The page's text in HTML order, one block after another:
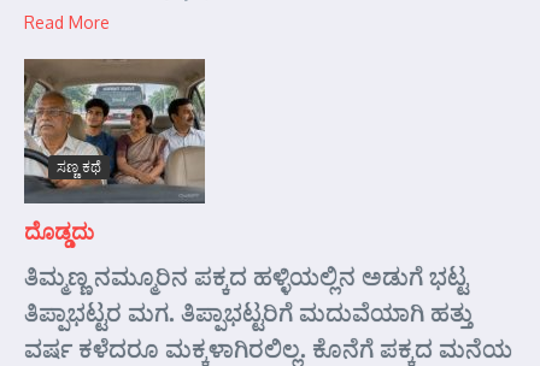
Read More
ಸಣ್ಣ ಕಥೆ
ದೊಡ್ಡದು
ತಿಮ್ಮಣ್ಣ ನಮ್ಮೂರಿನ ಪಕ್ಕದ ಹಳ್ಳಿಯಲ್ಲಿನ ಅಡುಗೆ ಭಟ್ಟ
ತಿಪ್ಪಾಭಟ್ಟರ ಮಗ. ತಿಪ್ಪಾಭಟ್ಟರಿಗೆ ಮದುವೆಯಾಗಿ ಹತ್ತು
ವರ್ಷ ಕಳೆದರೂ ಮಕ್ಕಳಾಗಿರಲಿಲ್ಲ. ಕೊನೆಗೆ ಪಕ್ಕದ ಮನೆಯ